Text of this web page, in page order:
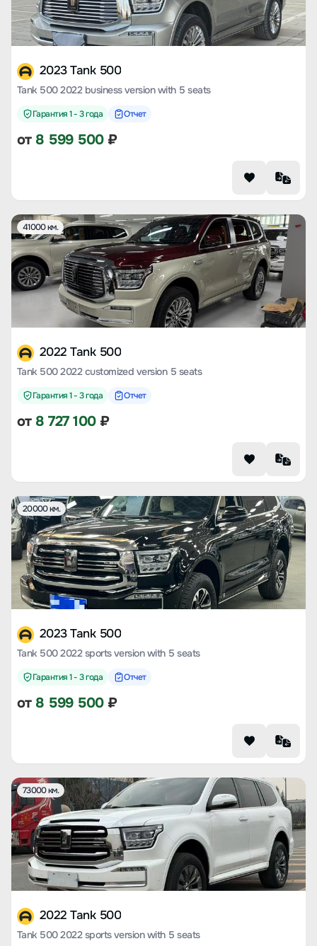
2023 Tank 500
Tank 500 2022 business version with 5 seats
Гарантия 1 - 3 года Отчет
от 8 599 500₽
41000 км.
2022 Tank 500
Tank 500 2022 customized version 5 seats
Гарантия 1 - 3 года Отчет
от 8 727 100₽
20000 км.
2023 Tank 500
Tank 500 2022 sports version with 5 seats
Гарантия 1 - 3 года Отчет
от 8 599 500₽
73000 км.
2022 Tank 500
Tank 500 2022 sports version with 5 seats